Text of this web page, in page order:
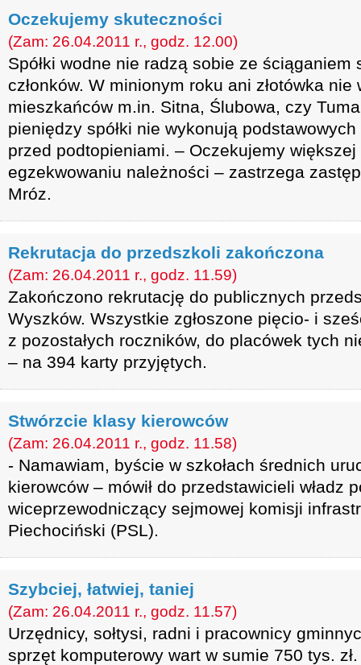
Oczekujemy skuteczności
(Zam: 26.04.2011 r., godz. 12.00)
Spółki wodne nie radzą sobie ze ściąganiem
członków. W minionym roku ani złotówka nie
mieszkańców m.in. Sitna, Ślubowa, czy
pieniędzy spółki nie wykonują
przed podtopieniami. – Oczekujemy
egzekwowaniu należności – zastrzega
Mróz.
Rekrutacja do przedszkoli zakończona
(Zam: 26.04.2011 r., godz. 11.59)
Zakończono rekrutację do publicznych
Wyszków. Wszystkie zgłoszone pięcio- i
z pozostałych roczników, do placówek tych
– na 394 karty przyjętych.
Stwórzcie klasy kierowców
(Zam: 26.04.2011 r., godz. 11.58)
- Namawiam, byście w szkołach średnich
kierowców – mówił do przedstawicieli władz
wiceprzewodniczący sejmowej komisji
Piechociński (PSL).
Szybciej, łatwiej, taniej
(Zam: 26.04.2011 r., godz. 11.57)
Urzędnicy, sołtysi, radni i pracownicy
sprzęt komputerowy wart w sumie 750 tys.